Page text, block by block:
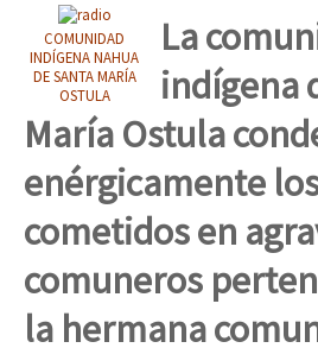
La palabra del EZLN
Encuentros
TEMAS
Chiapas
México
Latinoamérica
Mundo
EZLN
Dia 4 – Encontro “Guerra contra a
Dia 3 do Encontro “Guerra contra a
Dia 2 do Encontro “Guerra contra a
COMUNIDAD
INDÍGENA NAHUA
DE SANTA MARÍA
OSTULA
La
indígena
María Ostula
enérgicamente
cometidos en
comuneros
la hermana